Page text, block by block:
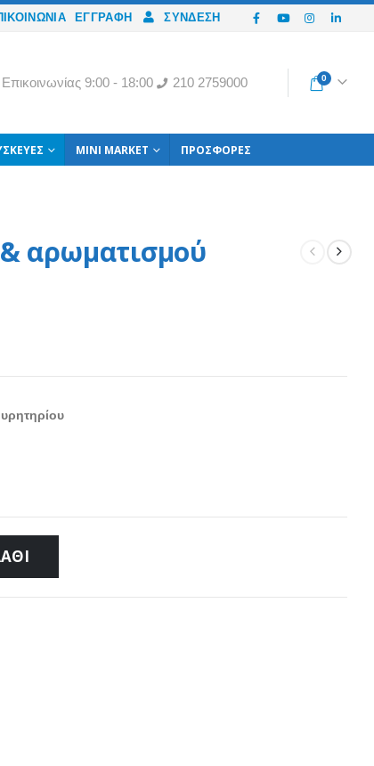
ΕΓΓΡΑΦΉ ΣΎΝΔΕΣΗ
9:00 - 18:00 210 2759000 0
MINI MARKET ΠΡΟΣΦΟΡΈΣ
αρωματισμού